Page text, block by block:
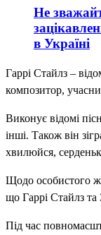
Не
в Україні
Гаррі Стайлз –
композитор,
Виконує відомі
інші. Також він
хвилюйся,
Щодо особистого
що Гаррі Стайлз та
Під час